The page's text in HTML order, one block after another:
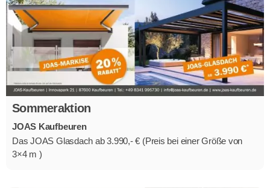
Sommeraktion
JOAS Kaufbeuren
Das JOAS Glasdach ab 3.990,- € (Preis bei einer Größe von
3×4 m )